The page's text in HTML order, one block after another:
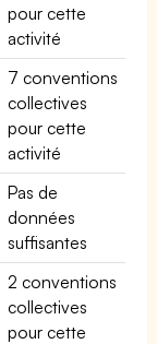
pour cette
activité
7 conventions
collectives
pour cette
activité
Pas de
données
suffisantes
2 conventions
collectives
pour cette